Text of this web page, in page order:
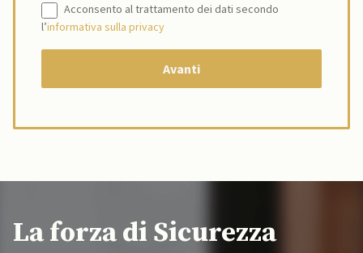
Acconsento al trattamento dei dati secondo
l’informativa sulla privacy
La forza di Sicurezza